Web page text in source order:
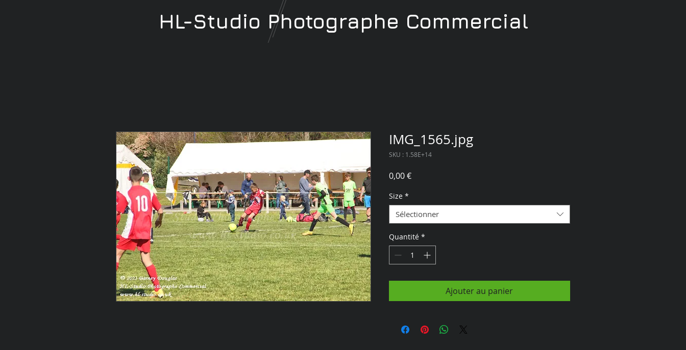
IMG_1565.jpg
SKU : 1.58E+14
0,00 €Prix
Size *
Sélectionner
Quantité *
Ajouter au panier
HL-Studio Photographe Commercial